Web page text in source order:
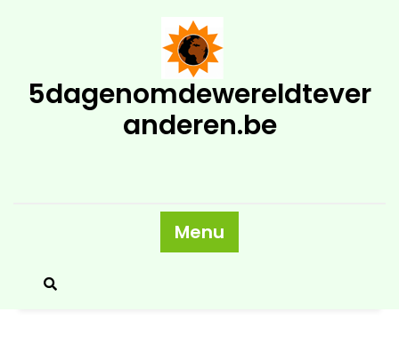
5dagenomdewereldtever
anderen.be
Menu